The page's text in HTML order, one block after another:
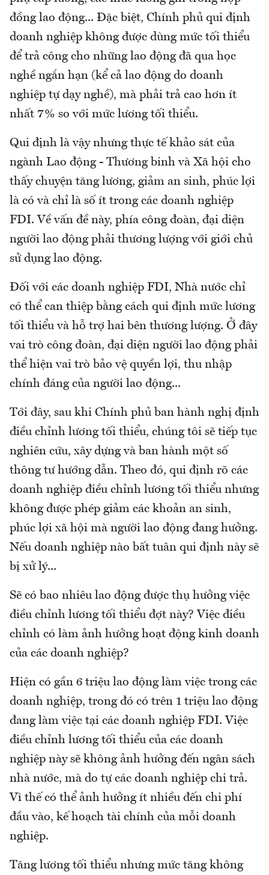
đồng lao động... Đặc biệt, Chính phủ qui định
doanh nghiệp không được dùng mức tối thiểu
để trả công cho những lao động đã qua học
nghề ngắn hạn (kể cả lao động do doanh
nghiệp tự dạy nghề), mà phải trả cao hơn ít
nhất 7% so với mức lương tối thiểu.
Qui định là vậy nhưng thực tế khảo sát của
ngành Lao động - Thương binh và Xã hội cho
thấy chuyện tăng lương, giảm an sinh, phúc lợi
là có và chỉ là số ít trong các doanh nghiệp
FDI. Về vấn đề này, phía công đoàn, đại diện
người lao động phải thương lượng với giới chủ
sử dụng lao động.
Đối với các doanh nghiệp FDI, Nhà nước chỉ
có thể can thiệp bằng cách qui định mức lương
tối thiểu và hỗ trợ hai bên thương lượng. Ở đây
vai trò công đoàn, đại diện người lao động phải
thể hiện vai trò bảo vệ quyền lợi, thu nhập
chính đáng của người lao động...
Tới đây, sau khi Chính phủ ban hành nghị định
điều chỉnh lương tối thiểu, chúng tôi sẽ tiếp tục
nghiên cứu, xây dựng và ban hành một số
thông tư hướng dẫn. Theo đó, qui định rõ các
doanh nghiệp điều chỉnh lương tối thiểu nhưng
không được phép giảm các khoản an sinh,
phúc lợi xã hội mà người lao động đang hưởng.
Nếu doanh nghiệp nào bất tuân qui định này sẽ
bị xử lý...
Sẽ có bao nhiêu lao động được thụ hưởng việc
điều chỉnh lương tối thiểu đợt này? Việc điều
chỉnh có làm ảnh hưởng hoạt động kinh doanh
của các doanh nghiệp?
Hiện có gần 6 triệu lao động làm việc trong các
doanh nghiệp, trong đó có trên 1 triệu lao động
đang làm việc tại các doanh nghiệp FDI. Việc
điều chỉnh lương tối thiểu của các doanh
nghiệp này sẽ không ảnh hưởng đến ngân sách
nhà nước, mà do tự các doanh nghiệp chi trả.
Vì thế có thể ảnh hưởng ít nhiều đến chi phí
đầu vào, kế hoạch tài chính của mỗi doanh
nghiệp.
Tăng lương tối thiểu nhưng mức tăng không